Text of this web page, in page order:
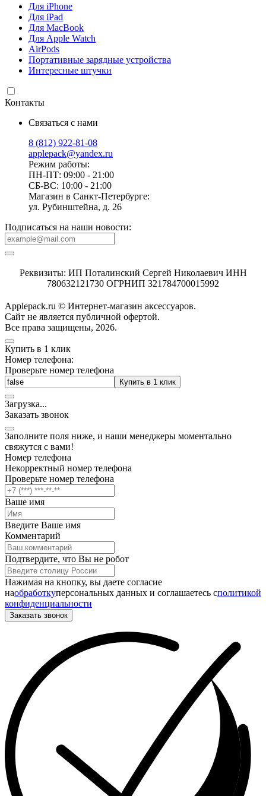
Для iPhone
Для iPad
Для MacBook
Для Apple Watch
AirPods
Портативные зарядные устройства
Интересные штучки
Контакты
Связаться с нами
8 (812) 922-81-08
applepack@yandex.ru
Режим работы:
ПН-ПТ: 09:00 - 21:00
СБ-ВС: 10:00 - 21:00
Магазин в Санкт-Петербурге:
ул. Рубинштейна, д. 26
Подписаться на наши новости:
Реквизиты: ИП Поталинский Сергей Николаевич ИНН
780632121730 ОГРНИП 321784700015992
Applepack.ru © Интернет-магазин аксессуаров.
Cайт не является публичной офертой.
Все права защищены, 2026.
Купить в 1 клик
Номер телефона:
Проверьте номер телефона
Купить в 1 клик
Загрузка...
Заказать звонок
Заполните поля ниже, и наши менеджеры моментально
свяжутся с вами!
Номер телефона
Некорректный номер телефона
Проверьте номер телефона
Ваше имя
Введите Ваше имя
Комментарий
Подтвердите, что Вы не робот
Нажимая на кнопку, вы даете согласие
наобработкуперсональных данных и соглашаетесь cполитикой
конфиденциальности
Заказать звонок